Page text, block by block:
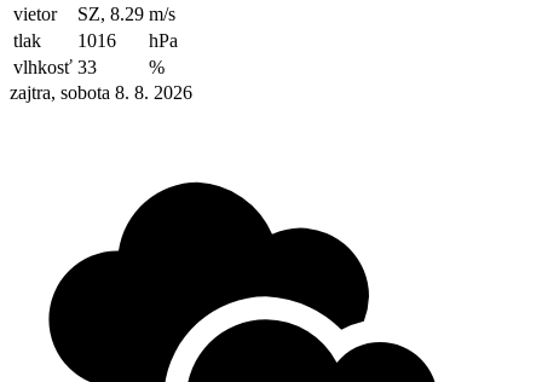
vietor
SZ, 8.29 m/s
tlak
1016
hPa
vlhkosť 33
%
zajtra, sobota 8. 8. 2026